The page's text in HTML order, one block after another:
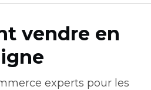
vendre en
experts pour les